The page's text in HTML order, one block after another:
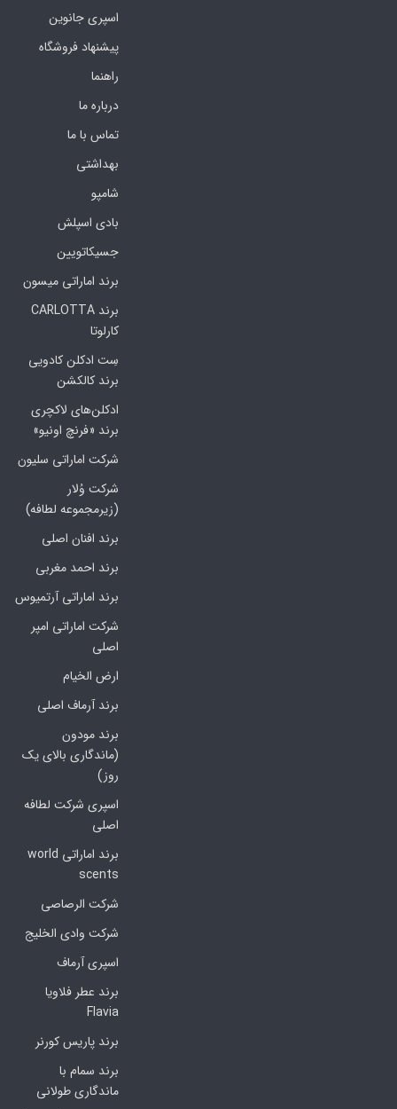
اسپری جانوین
پیشنهاد فروشگاه
راهنما
درباره ما
تماس با ما
بهداشتی
شامپو
بادی اسپلش
جسیکاتویین
برند اماراتی میسون
برند CARLOTTA
کارلوتا
سِت ادکلن کادویی
برند کالکشن
ادکلن‌های لاکچری
برند «فرنچ اونیو»
شرکت اماراتی سلیون
شرکت وُلار
(زیرمجموعه لطافه)
برند افنان اصلی
برند احمد مغربی
برند اماراتی آرتمیوس
شرکت اماراتی امپر
اصلی
ارض الخیام
برند آرماف اصلی
برند مودون
(ماندگاری بالای یک
روز)
اسپری شرکت لطافه
اصلی
برند اماراتی world
scents
شرکت الرصاصی
شرکت وادی الخلیج
اسپری آرماف
برند عطر فلاویا
Flavia
برند پاریس کورنر
برند سمام با
ماندگاری طولانی